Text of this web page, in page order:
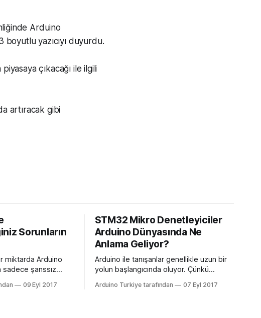
Arduino
yazıcıyı duyurdu.
çıkacağı ile ilgili
artıracak gibi
Sorunların
miktarda Arduino
şanssız
karşılaşma
09 Eyl 2017
STM32 Mikro Denetleyiciler
Arduino Dünyasında Ne
Anlama Geliyor?
Arduino ile tanışanlar genellikle uzun bir
yolun başlangıcında oluyor. Çünkü
maceralarla dolu. Arduino’yu tanıdıkça bu
Arduino Turkiye tarafından 07 Eyl 2017